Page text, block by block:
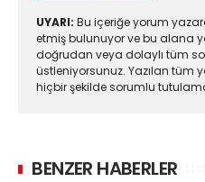
UYARI: Bu içeriğe yorum
etmiş bulunuyor ve bu alana
doğrudan veya dolaylı tüm
üstleniyorsunuz. Yazılan tüm
hiçbir şekilde sorumlu
BENZER HABERLER